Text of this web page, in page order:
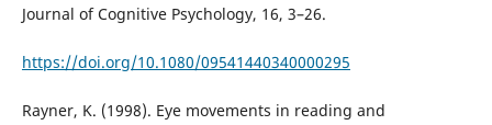
Journal of Cognitive Psychology, 16, 3–26.
https://doi.org/10.1080/09541440340000295
Rayner, K. (1998). Eye movements in reading and